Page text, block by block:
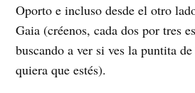
Oporto e incluso desde el otro
Gaia (créenos, cada dos por tres
buscando a ver si ves la puntita
quiera que estés).